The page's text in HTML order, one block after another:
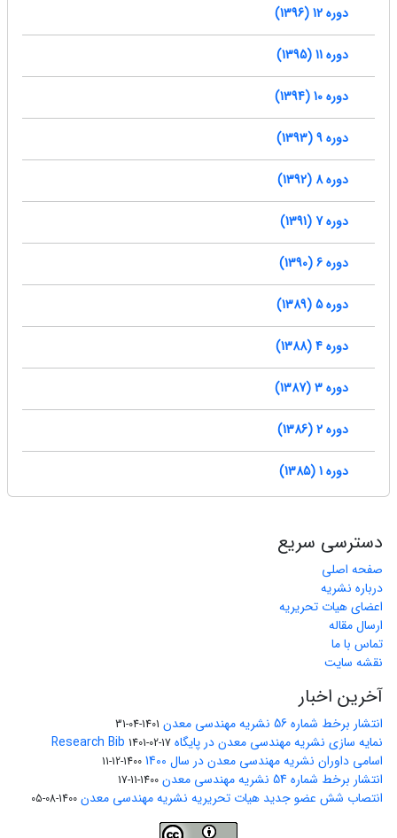
دوره 12 (1396)
دوره 11 (1395)
دوره 10 (1394)
دوره 9 (1393)
دوره 8 (1392)
دوره 7 (1391)
دوره 6 (1390)
دوره 5 (1389)
دوره 4 (1388)
دوره 3 (1387)
دوره 2 (1386)
دوره 1 (1385)
دسترسی سریع
صفحه اصلی
درباره نشریه
اعضای هیات تحریریه
ارسال مقاله
تماس با ما
نقشه سایت
آخرین اخبار
انتشار برخط شماره 56 نشریه مهندسی معدن 1401-04-31
نمایه سازی نشریه مهندسی معدن در پایگاه Research Bib 1401-02-17
اسامی داوران نشریه مهندسی معدن در سال 1400 1400-12-11
انتشار برخط شماره 54 نشریه مهندسی معدن 1400-11-17
انتصاب شش عضو جدید هیات تحریریه نشریه مهندسی معدن 1400-08-05